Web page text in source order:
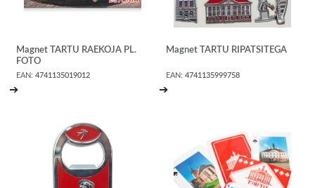
Magnet TARTU RAEKOJA PL.
FOTO
EAN:4741135019012
➔
Magnet TARTU RIPATSITEGA
EAN:4741135999758
➔